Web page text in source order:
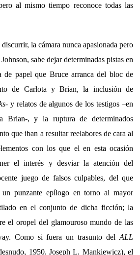
al mismo tiempo reconoce todas las
la cámara nunca apasionada pero
sabe dejar determinadas pistas en
de papel que Bruce arranca del bloc de
de Carlota y Brian, la inclusión de
- y relatos de algunos de los testigos –en
Brian-, y la ruptura de determinados
que iban a resultar reelabores de cara al
con los que el en esta ocasión
el interés y desviar la atención del
juego de falsos culpables, del que
un punzante epílogo en torno al mayor
en el conjunto de dicha ficción; la
el oropel del glamouroso mundo de las
Como si fuera un trasunto del ALL
1950. Joseph L. Mankiewicz), el